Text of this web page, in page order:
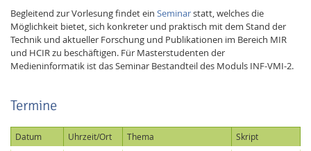
Lab Dresden
Begleitend zur Vorlesung findet ein Seminarstatt, welches die
Möglichkeit bietet, sich konkreter und praktisch mit dem Stand der
Technik und aktueller Forschung und Publikationen im Bereich MIR
und HCIR zu beschäftigen. Für Masterstudenten der
Medieninformatik ist das Seminar Bestandteil des Moduls INF-VMI-2.
Termine
Datum Uhrzeit/Ort Thema Skript